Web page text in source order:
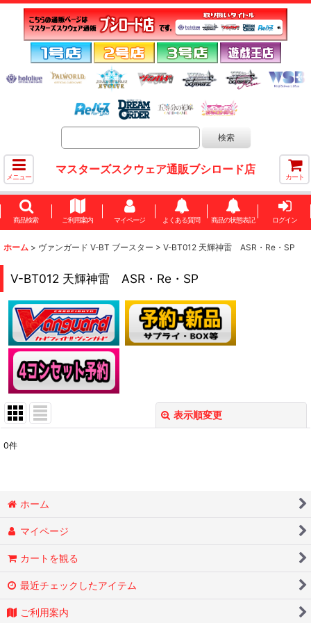
メニュー
マスターズスクウェア通販ブシロード店
カート
商品検索 ご利用案内 マイページ よくある質問 商品の状態表記 ログイン
ホーム > ヴァンガード V-BT ブースター > V-BT012 天輝神雷 ASR・Re・SP
V-BT012 天輝神雷 ASR・Re・SP
表示順変更
0件
ホーム
マイページ
カートを観る
最近チェックしたアイテム
ご利用案内